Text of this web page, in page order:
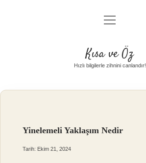
Anasayfa
Yasal Uyarı
menüyü
aç
Kısa ve Öz
Hızlı bilgilerle zihnini canlandır!
Yinelemeli Yaklaşım Nedir
Tarih: Ekim 21, 2024